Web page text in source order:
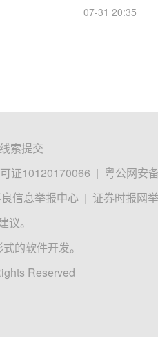
07-31 20:35
线索提交
证10120170066 | 粤公网安
信息举报中心 | 证券时报网
。
的软件开发。
Reserved